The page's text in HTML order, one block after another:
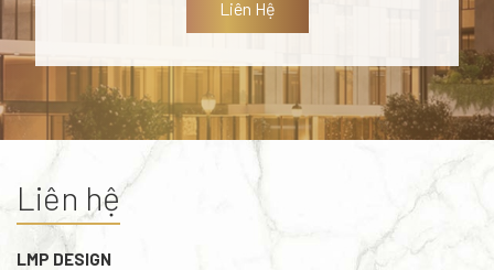
Liên Hệ
Liên hệ
LMP DESIGN